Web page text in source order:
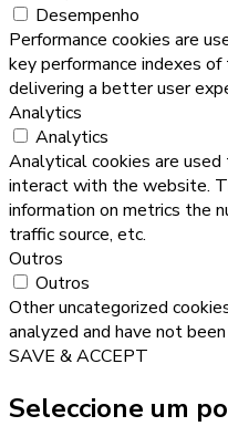
Desempenho
Performance cookies are
key performance indexes
delivering a better user
Analytics
Analytics
Analytical cookies are
interact with the website.
information on metrics the
traffic source, etc.
Outros
Outros
Other uncategorized
analyzed and have not
SAVE & ACCEPT
Seleccione um